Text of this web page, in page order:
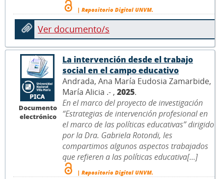
| Repositorio Digital UNVM.
Ver documento/s
Documento
electrónico
La intervención desde el trabajo
social en el campo educativo
Andrada, Ana María Eudosia Zamarbide,
María Alicia .- , 2025.
En el marco del proyecto de investigación
“Estrategias de intervención profesional en
el marco de las políticas educativas” dirigido
por la Dra. Gabriela Rotondi, les
compartimos algunos aspectos trabajados
que refieren a las políticas educativa[...]
| Repositorio Digital UNVM.